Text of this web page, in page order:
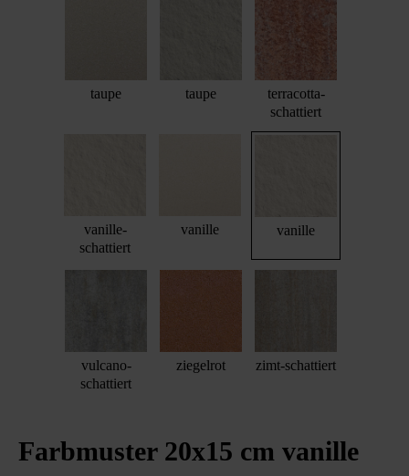
taupe taupe
terracotta-
schattiert
vanille-
schattiert
vanille vanille
vulcano-
schattiert
ziegelrot zimt-schattiert
Farbmuster 20x15 cm vanille